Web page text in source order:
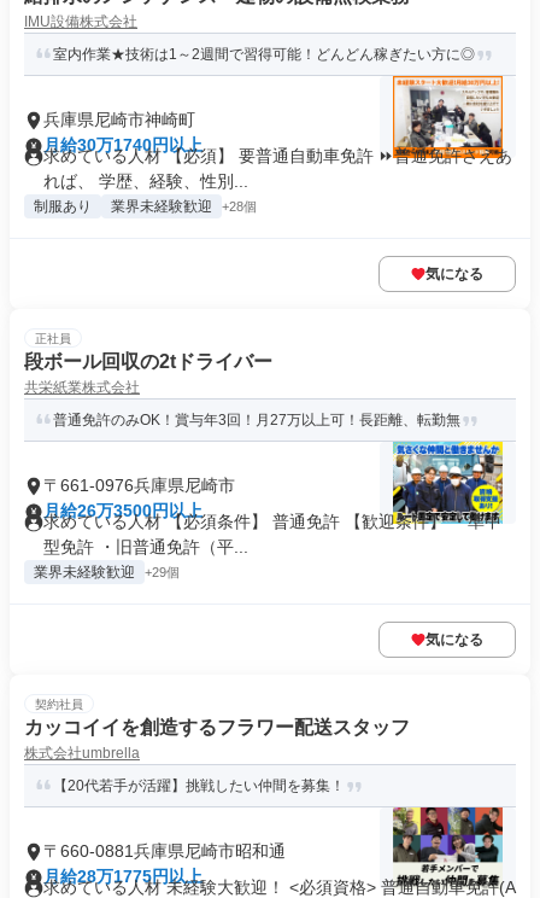
IMU設備株式会社
室内作業★技術は1～2週間で習得可能！どんどん稼ぎたい方に◎
兵庫県尼崎市神崎町
月給30万1740円以上
求めている人材 【必須】 要普通自動車免許 ⏩普通免許さえあ
れば、 学歴、経験、性別...
制服あり 業界未経験歓迎 +28個
気になる
正社員
段ボール回収の2tドライバー
共栄紙業株式会社
普通免許のみOK！賞与年3回！月27万以上可！長距離、転勤無
〒661-0976兵庫県尼崎市
月給26万3500円以上
求めている人材 【必須条件】 普通免許 【歓迎条件】 ・準中
型免許 ・旧普通免許（平...
業界未経験歓迎 +29個
気になる
契約社員
カッコイイを創造するフラワー配送スタッフ
株式会社umbrella
【20代若手が活躍】挑戦したい仲間を募集！
〒660-0881兵庫県尼崎市昭和通
月給28万1775円以上
求めている人材 未経験大歓迎！ <必須資格> 普通自動車免許(A